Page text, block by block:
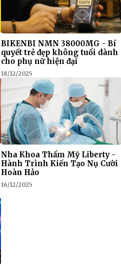
BIKENBI NMN 38000MG - Bí
quyết trẻ đẹp không tuổi dành
cho phụ nữ hiện đại
18/12/2025
Nha Khoa Thẩm Mỹ Liberty -
Hành Trình Kiến Tạo Nụ Cười
Hoàn Hảo
16/12/2025